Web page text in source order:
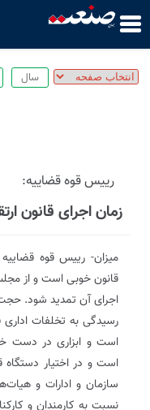
رییس قوه قضاییه:
زمان اجرای قانون
میزان- رییس قوه
قانون خوبی است و از
اجرای آن تمدید شود.
رسیدگی به تخلفات
است و ابزاری در دست
است و در اختیار
سازمان و ادارات و
نسبت به کارمندان و